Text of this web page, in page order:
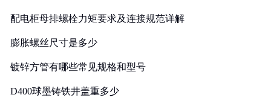
配电柜母排螺栓力矩要求及连接规范详解
膨胀螺丝尺寸是多少
镀锌方管有哪些常见规格和型号
D400球墨铸铁井盖重多少